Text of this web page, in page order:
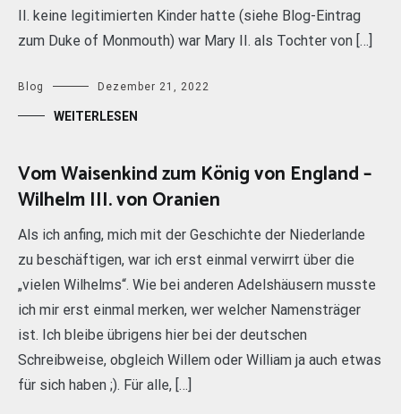
II. keine legitimierten Kinder hatte (siehe Blog-Eintrag
zum Duke of Monmouth) war Mary II. als Tochter von […]
Blog Dezember 21, 2022
WEITERLESEN
Vom Waisenkind zum König von England –
Wilhelm III. von Oranien
Als ich anfing, mich mit der Geschichte der Niederlande
zu beschäftigen, war ich erst einmal verwirrt über die
„vielen Wilhelms“. Wie bei anderen Adelshäusern musste
ich mir erst einmal merken, wer welcher Namensträger
ist. Ich bleibe übrigens hier bei der deutschen
Schreibweise, obgleich Willem oder William ja auch etwas
für sich haben ;). Für alle, […]